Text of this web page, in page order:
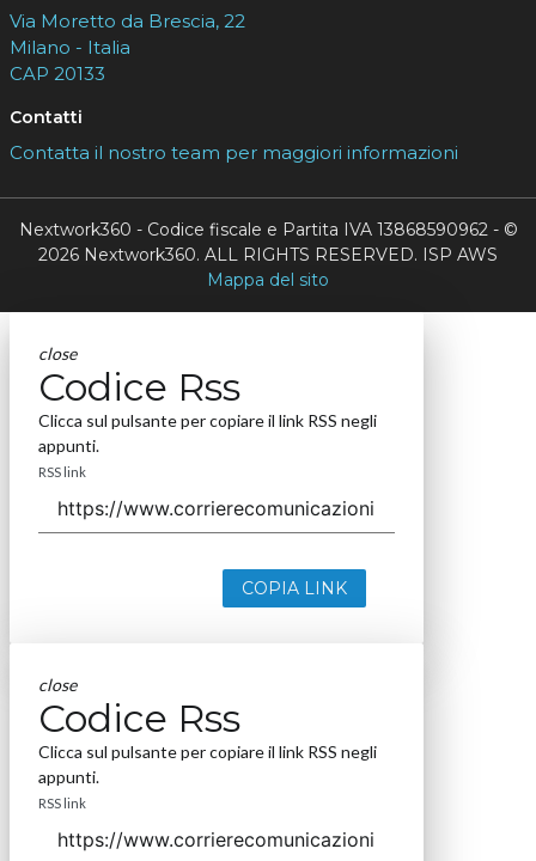
Via Moretto da Brescia, 22
Milano - Italia
CAP 20133
Contatti
Contatta il nostro team per maggiori informazioni
Nextwork360 - Codice fiscale e Partita IVA 13868590962 - ©
2026 Nextwork360. ALL RIGHTS RESERVED. ISP AWS
Mappa del sito
close
Codice Rss
Clicca sul pulsante per copiare il link RSS negli
appunti.
RSS link
COPIA LINK
close
Codice Rss
Clicca sul pulsante per copiare il link RSS negli
appunti.
RSS link